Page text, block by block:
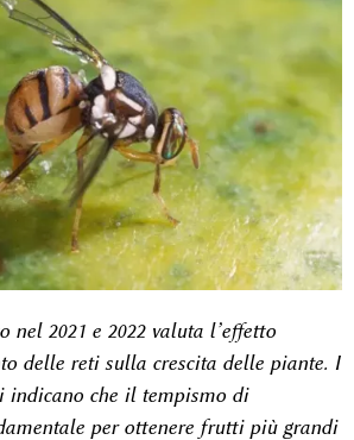
nel 2021 e 2022 valuta l’effetto
delle reti sulla crescita delle piante. I
che il tempismo di
per ottenere frutti più grandi